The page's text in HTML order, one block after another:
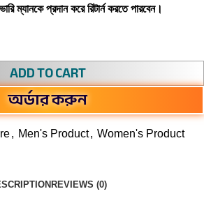
ম্যানকে প্রদান করে রিটার্ন করতে পারবেন।
ADD TO CART
অর্ডার করুন
, Men's Product, Women's Product
REVIEWS (0)